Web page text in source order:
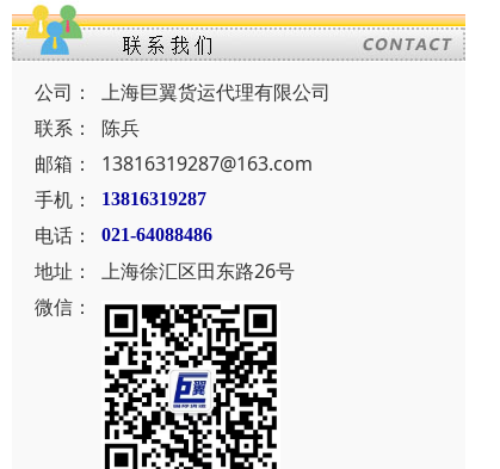
公司：
上海巨翼货运代理有限公司
联系：
陈兵
邮箱：
13816319287@163.com
手机：
13816319287
电话： 021-64088486
地址：
上海徐汇区田东路26号
微信：